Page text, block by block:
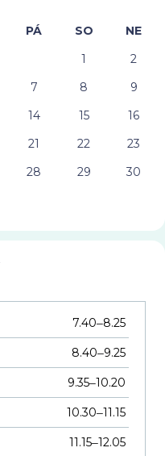
PÁ SO
NE
1
2
7 8
9
14 15
16
21 22
23
28 29
30
7.40–8.25
8.40–9.25
9.35–10.20
10.30–11.15
11.15–12.05